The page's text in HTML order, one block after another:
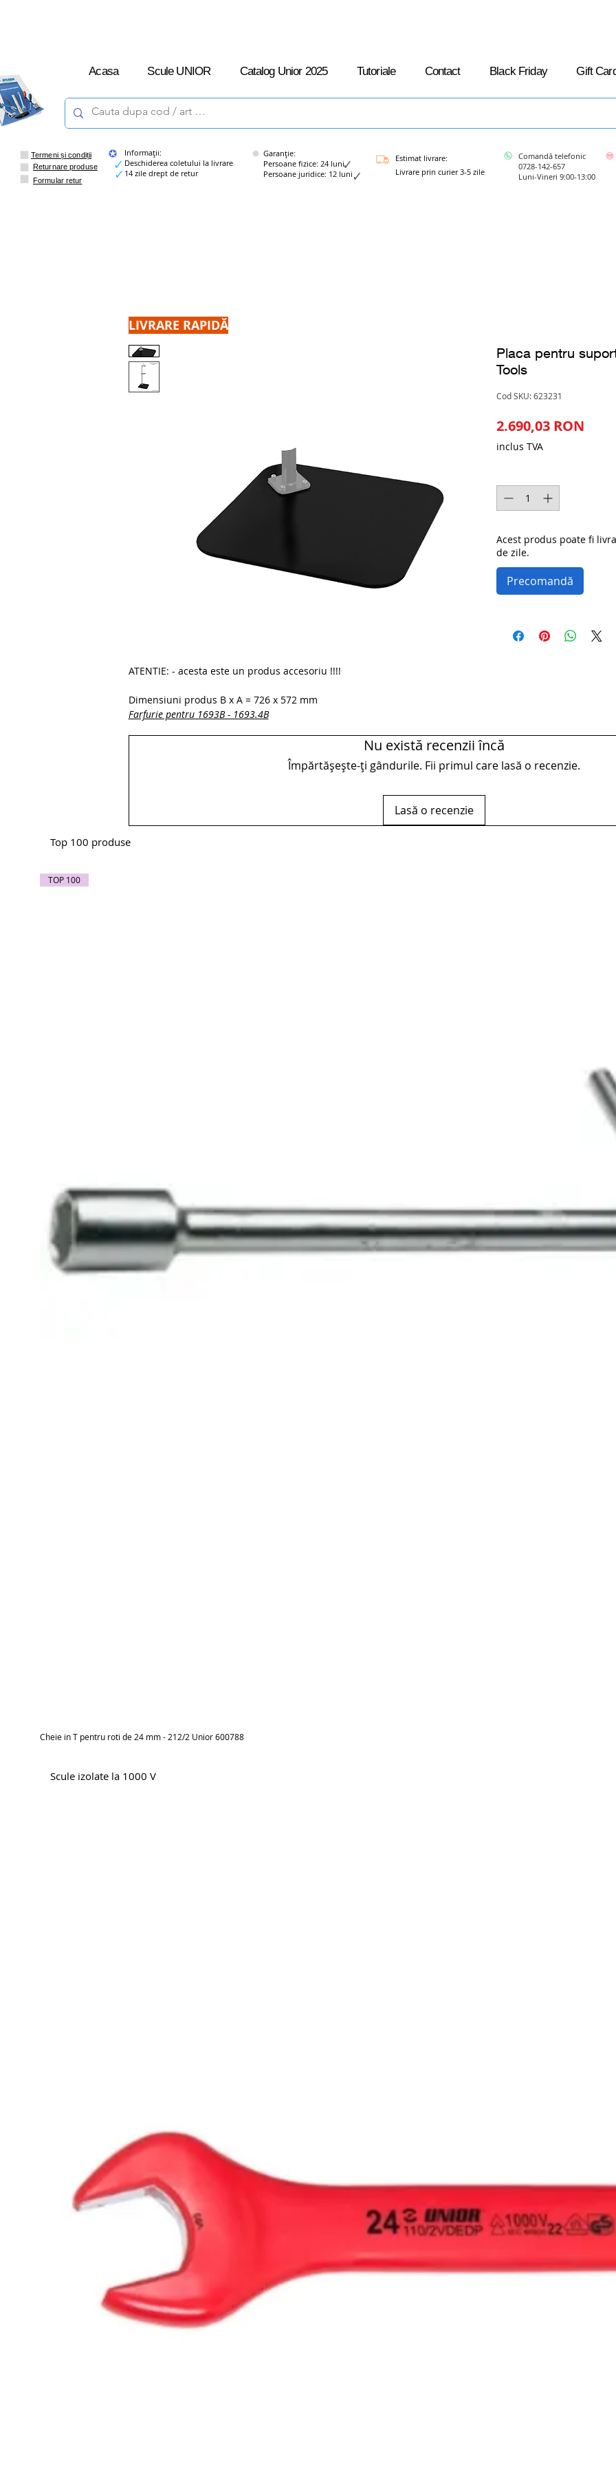
Acasa Scule UNIOR Catalog Unior 2025 Tutoriale Contact Black Friday Gift
Termeni și condiții
Returnare produse
Formular retur
Informații:
Deschiderea coletului la livrare
14 zile drept de retur
Garanție:
Persoane fizice: 24 luni
Persoane juridice: 12 luni
Estimat livrare:
Livrare prin curier 3-5 zile
Comandă telefonic
0728-142-657
Luni-Vineri 9:00-13:00
ATENTIE: - acesta este un produs accesoriu !!!!
Dimensiuni produs B x A = 726 x 572 mm
Farfurie pentru 1693B - 1693.4B
Placa pentru
Tools
Cod SKU: 623231
2.690,03 RONPreț
inclus TVA
Acest produs poate fi
de zile.
Precomandă
Nu există recenzii încă
Împărtășește-ți gândurile. Fii primul care lasă o recenzie.
Lasă o recenzie
Top 100 produse
TOP 100
Cheie in T pentru roti de 24 mm - 212/2 Unior 600788
LIVRARE RAPIDĂ
Scule izolate la 1000 V